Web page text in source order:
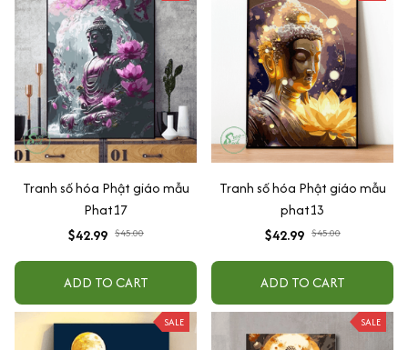
Tranh số hóa Phật giáo mẫu
Phat17
$42.99 $45.00
ADD TO CART
Tranh số hóa Phật giáo mẫu
phat13
$42.99 $45.00
ADD TO CART
SALE SALE